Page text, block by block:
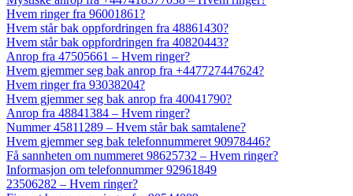
Hvem ringer fra 96001861?
Hvem står bak oppfordringen fra 48861430?
Hvem står bak oppfordringen fra 40820443?
Anrop fra 47505661 – Hvem ringer?
Hvem gjemmer seg bak anrop fra +447727447624?
Hvem ringer fra 93038204?
Hvem gjemmer seg bak anrop fra 40041790?
Anrop fra 48841384 – Hvem ringer?
Nummer 45811289 – Hvem står bak samtalene?
Hvem gjemmer seg bak telefonnummeret 90978446?
Få sannheten om nummeret 98625732 – Hvem ringer?
Informasjon om telefonnummer 92961849
23506282 – Hvem ringer?